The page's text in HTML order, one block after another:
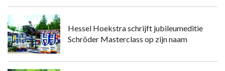
Hessel Hoekstra schrijft jubileumeditie
Schröder Masterclass op zijn naam